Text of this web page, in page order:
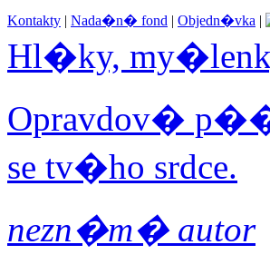
Kontakty | Nada�n� fond | Objedn�vka |
Hl�ky,
Opravdov�
se tv�ho srdce.
nezn�m� autor